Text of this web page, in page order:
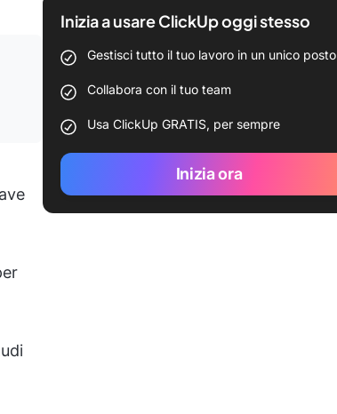
Inizia a usare ClickUp oggi stesso
Gestisci tutto il tuo lavoro in un unico posto
Collabora con il tuo team
Usa ClickUp GRATIS, per sempre
Inizia ora